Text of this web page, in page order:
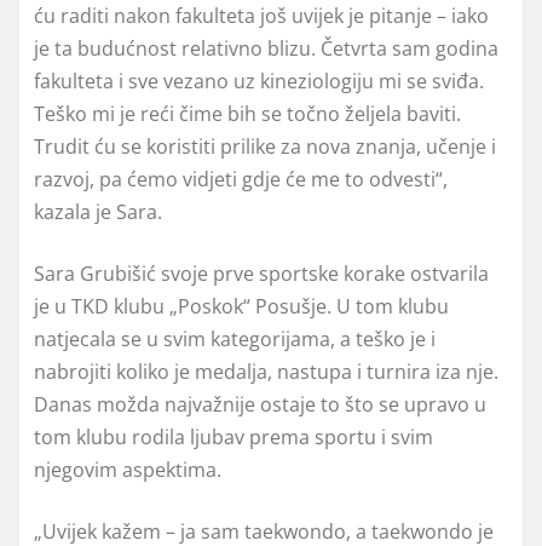
ću raditi nakon fakulteta još uvijek je pitanje – iako
je ta budućnost relativno blizu. Četvrta sam godina
fakulteta i sve vezano uz kineziologiju mi se sviđa.
Teško mi je reći čime bih se točno željela baviti.
Trudit ću se koristiti prilike za nova znanja, učenje i
razvoj, pa ćemo vidjeti gdje će me to odvesti“,
kazala je Sara.
Sara Grubišić svoje prve sportske korake ostvarila
je u TKD klubu „Poskok“ Posušje. U tom klubu
natjecala se u svim kategorijama, a teško je i
nabrojiti koliko je medalja, nastupa i turnira iza nje.
Danas možda najvažnije ostaje to što se upravo u
tom klubu rodila ljubav prema sportu i svim
njegovim aspektima.
„Uvijek kažem – ja sam taekwondo, a taekwondo je